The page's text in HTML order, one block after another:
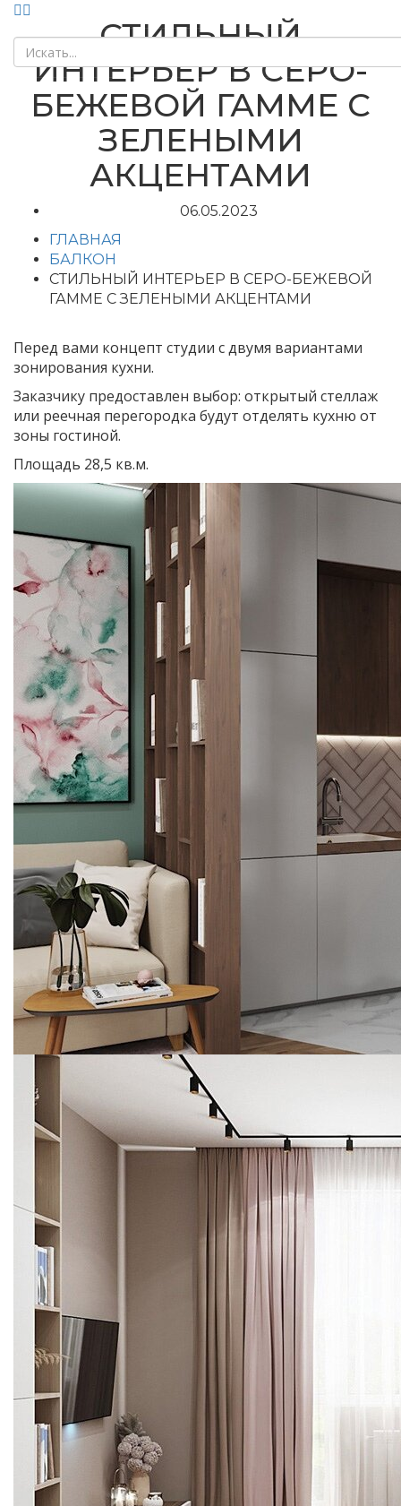
СТИЛЬНЫЙ
ИНТЕРЬЕР В СЕРО-
БЕЖЕВОЙ ГАММЕ С
ЗЕЛЕНЫМИ
АКЦЕНТАМИ
06.05.2023
ГЛАВНАЯ
БАЛКОН
СТИЛЬНЫЙ ИНТЕРЬЕР В СЕРО-БЕЖЕВОЙ
ГАММЕ С ЗЕЛЕНЫМИ АКЦЕНТАМИ
Перед вами концепт студии с двумя вариантами
зонирования кухни.
Заказчику предоставлен выбор: открытый стеллаж
или реечная перегородка будут отделять кухню от
зоны гостиной.
Площадь 28,5 кв.м.